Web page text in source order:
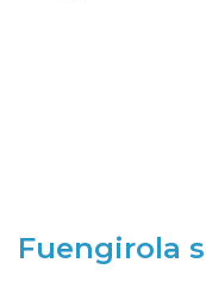
Fuengirola